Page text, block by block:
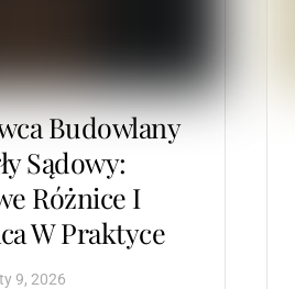
Budowlany
Sądowy:
Różnice I
W Praktyce
9, 2026